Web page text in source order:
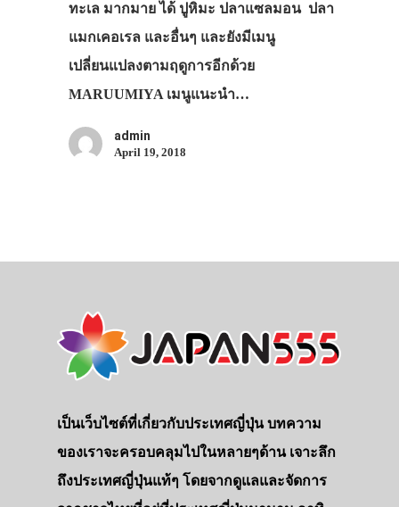
ทะเล มากมาย ได้ ปูหิมะ ปลาแซลมอน ปลา
แมกเคอเรล และอื่นๆ และยังมีเมนู
เปลี่ยนแปลงตามฤดูการอีกด้วย
MARUUMIYA เมนูแนะนำ…
admin
April 19, 2018
เป็นเว็บไซต์ที่เกี่ยวกับประเทศญี่ปุ่น บทความ
ของเราจะครอบคลุมไปในหลายๆด้าน เจาะลึก
ถึงประเทศญี่ปุ่นแท้ๆ โดยจากดูแลและจัดการ